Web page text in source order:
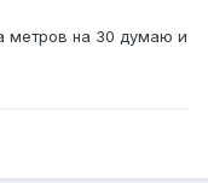
метров на 30 думаю и